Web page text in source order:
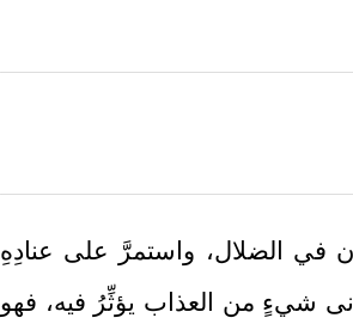
في الضلال، واستمرَّ على عنادِهِ
شيءٍ من العذاب يؤثِّرُ فيه، فهو